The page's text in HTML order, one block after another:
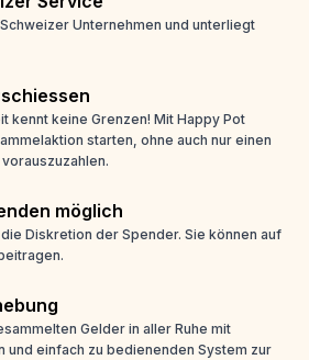
Unternehmen und unterliegt
kennt keine Grenzen! Mit Happy Pot
starten, ohne auch nur einen
möglich
Diskretion der Spender. Sie können auf
Gelder in aller Ruhe mit
und einfach zu bedienenden System zur